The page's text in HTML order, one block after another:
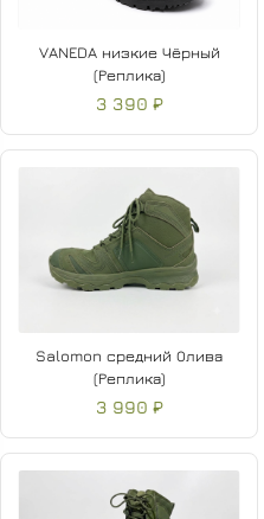
VANEDA низкие Чёрный
(Реплика)
3 390 ₽
Salomon средний Олива
(Реплика)
3 990 ₽